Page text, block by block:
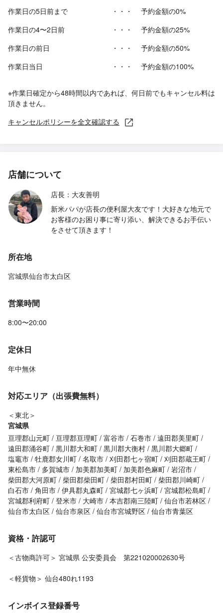
作業日の5日前まで ・・・
予約金額の0%
作業日の4〜2日前
・・・
予約金額の25%
作業日の前日
・・・
予約金額の50%
作業日当日
・・・ 予約金額の100%
※作業日確定から48時間以内であれば、何日前でもキャンセル料は
頂きません。
キャンセルポリシーを全文確認する
店舗について
店長：大友善明
新米パパが店長の便利屋大友です！大好きな地元で
お客様のお困り事に寄り添い、解決できるお手伝い
をさせて頂きます！
所在地
宮城県仙台市太白区
営業時間
8:00〜20:00
定休日
年中無休
対応エリア（出張費無料）
＜東北＞
宮城県
亘理郡山元町
亘理郡亘理町 富谷市 石巻市 遠田郡美里町
遠田郡涌谷町 黒川郡大和町 黒川郡大衡村 黒川郡大郷町
塩竈市 牡鹿郡女川町 名取市 刈田郡七ヶ宿町 刈田郡蔵王町
東松島市
多賀城市 加美郡加美町 加美郡色麻町 岩沼市
柴田郡大河原町
柴田郡柴田町 柴田郡村田町
柴田郡川崎町
白石市 角田市 伊具郡丸森町 宮城郡七ヶ浜町 宮城郡松島町
宮城郡利府町 登米市 大崎市 本吉郡南三陸町 仙台市若林区
仙台市太白区 仙台市泉区 仙台市宮城野区 仙台市青葉区
資格・許認可
＜古物商許可＞ 宮城県 公安委員会 第221020002630号
＜軽貨物＞ 仙台480れ1193
インボイス登録番号